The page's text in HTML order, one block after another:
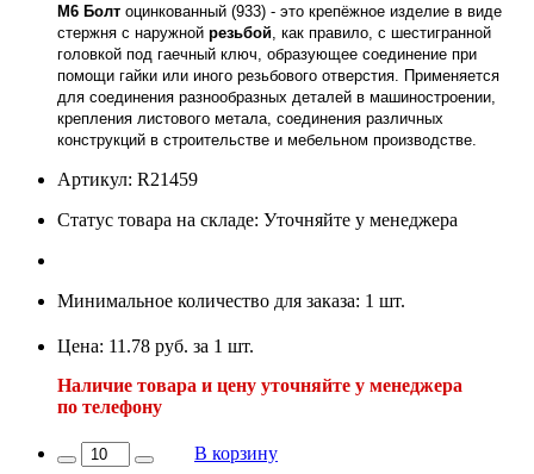
М6 Болт оцинкованный (933) - это крепёжное изделие в виде
стержня с наружной резьбой , как правило, с шестигранной
головкой под гаечный ключ, образующее соединение при
помощи гайки или иного резьбового отверстия. Применяется
для соединения разнообразных деталей в машиностроении,
крепления листового метала, соединения различных
конструкций в строительстве и мебельном производстве.
Артикул: R21459
Статус товара на складе: Уточняйте у менеджера
Минимальное количество для заказа: 1 шт.
Цена: 11.78 руб. за 1 шт.
Наличие товара и цену уточняйте у менеджера
по телефону
В корзину